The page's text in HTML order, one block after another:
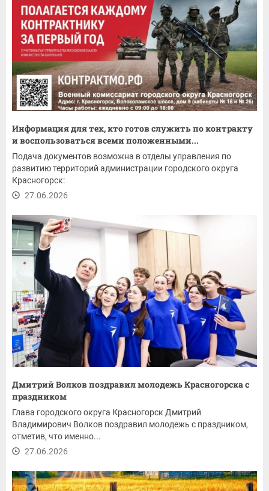
Информация для тех, кто готов служить по контракту
и воспользоваться всеми положенными...
Подача документов возможна в отделы управления по
развитию территорий администрации городского округа
Красногорск:
27.06.2026
Дмитрий Волков поздравил молодежь Красногорска с
праздником
Глава городского округа Красногорск Дмитрий
Владимирович Волков поздравил молодежь с праздником,
отметив, что именно...
27.06.2026